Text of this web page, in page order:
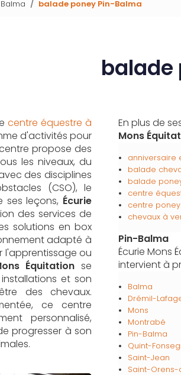
balade poney Pin-Balma
balade
centre équestre à
d'activités pour
propose des
les niveaux, du
des disciplines
(CSO), le
ses leçons, Écurie
des services de
solutions en box
adapté à
l'apprentissage ou
Équitation se
et son
des chevaux.
ce centre
personnalisé,
progresser à son
En plus de
Mons
anniversaire
balade
balade
centre
centre
chevaux à
Pin-Balma
Écurie Mons
intervient à
Balma
Drémil-
Mons
Montrabé
Pin-Balma
Quint-
Saint-Jean
Saint-